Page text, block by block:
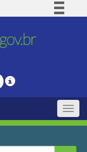
Comunica BR
Legislação
Toggle